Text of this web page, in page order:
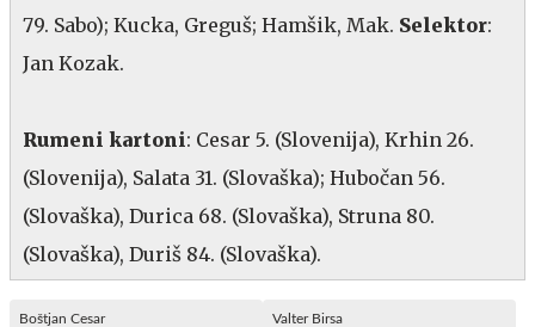
79. Sabo); Kucka, Greguš; Hamšik, Mak. Selektor:
Jan Kozak.
Rumeni kartoni: Cesar 5. (Slovenija), Krhin 26.
(Slovenija), Salata 31. (Slovaška); Hubočan 56.
(Slovaška), Durica 68. (Slovaška), Struna 80.
(Slovaška), Duriš 84. (Slovaška).
Boštjan Cesar Valter Birsa